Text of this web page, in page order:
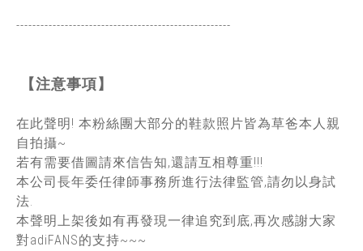
-----------------------------------------------------
【注意事項】
在此聲明! 本粉絲團大部分的鞋款照片皆為草爸本人親
自拍攝~
若有需要借圖請來信告知,還請互相尊重!!!
本公司長年委任律師事務所進行法律監管,請勿以身試
法.
本聲明上架後如有再發現一律追究到底,再次感謝大家
對adiFANS的支持~~~